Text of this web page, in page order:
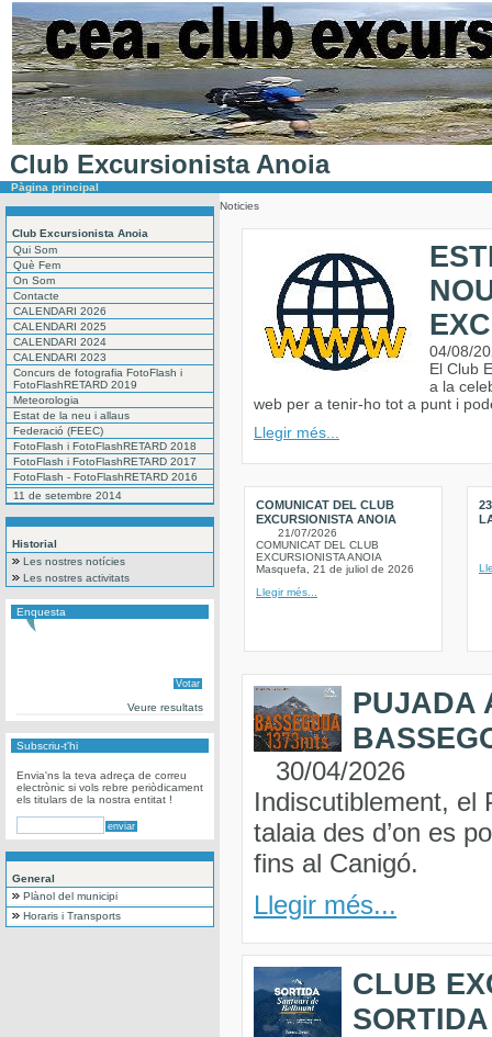
Club Excursionista Anoia
Pàgina principal
Club Excursionista Anoia
Qui Som
Què Fem
On Som
Contacte
CALENDARI 2026
CALENDARI 2025
CALENDARI 2024
CALENDARI 2023
Concurs de fotografia FotoFlash i
FotoFlashRETARD 2019
Meteorologia
Estat de la neu i allaus
Federació (FEEC)
FotoFlash i FotoFlashRETARD 2018
FotoFlash i FotoFlashRETARD 2017
FotoFlash - FotoFlashRETARD 2016
11 de setembre 2014
Historial
Les nostres notícies
Les nostres activitats
Enquesta
Veure resultats
Subscriu-t'hi
Envia'ns la teva adreça de correu
electrònic si vols rebre periòdicament
els titulars de la nostra entitat !
General
Plànol del municipi
Horaris i Transports
Noticies
04/08/
El Club
a la
web per a tenir-ho tot a punt i
Llegir més...
COMUNICAT DEL CLUB
EXCURSIONISTA ANOIA
21/07/2026
COMUNICAT DEL CLUB
EXCURSIONISTA ANOIA
Masquefa, 21 de juliol de 2026
Llegir més...
PUJADA
30/04/2026
Indiscutiblement, el
talaia des d’on es
fins al Canigó.
Llegir més...
CLUB